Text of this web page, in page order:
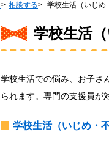
相談する 学校生活（いじめ
学校生活
学校生活での悩み、お子さ
られます。専門の支援員が
学校生活（いじめ・